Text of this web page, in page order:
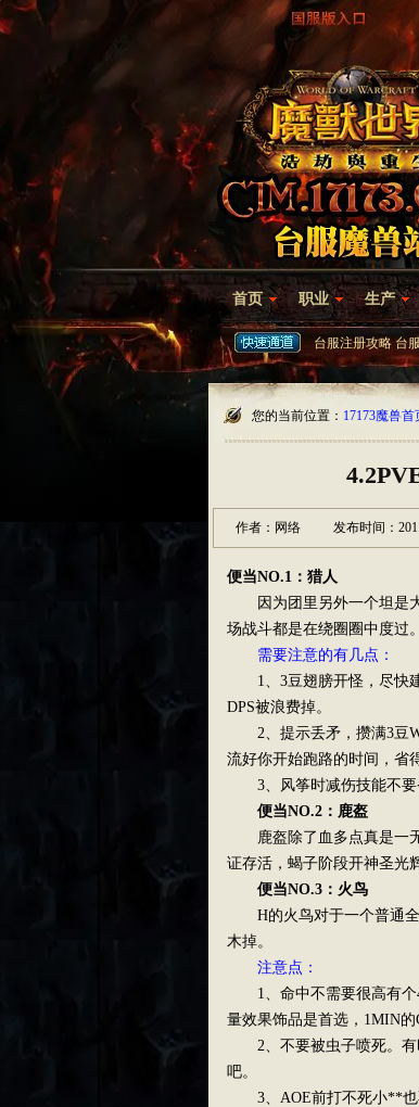
首页 职业 生产
台服注册攻略 台
您的当前位置： 17173魔兽首
作者：网络 发布时间：
便当NO.1：猎人
因为团里另外一个坦是大
场战斗都是在绕圈圈中度过。
需要注意的有几点：
1、3豆翅膀开怪，尽快建
DPS被浪费掉。
2、提示丢矛，攒满3豆
流好你开始跑路的时间，省
3、风筝时减伤技能不要
便当NO.2：鹿盔
鹿盔除了血多点真是一无
证存活，蝎子阶段开神圣光
便当NO.3：火鸟
H的火鸟对于一个普通全
木掉。
注意点：
1、命中不需要很高有个
量效果饰品是首选，1MIN的
2、不要被虫子喷死。有
吧。
3、AOE前打不死小**也